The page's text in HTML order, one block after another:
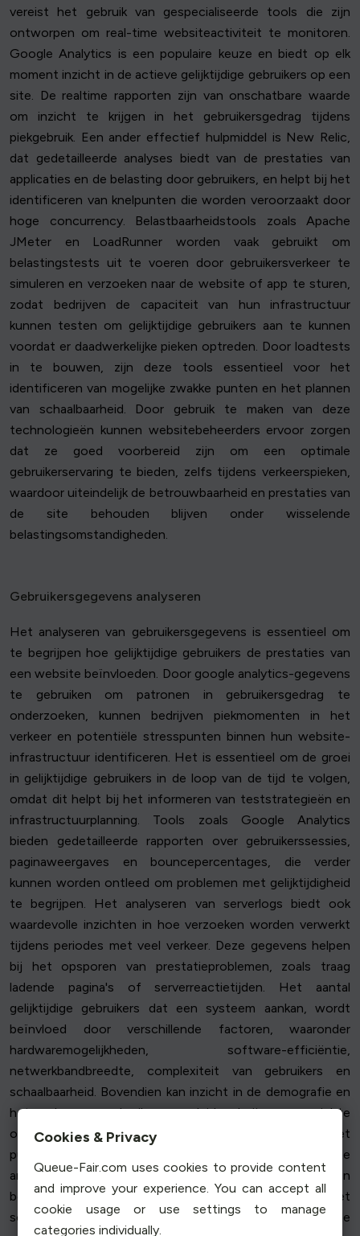
vereist het gebruik van gespecialiseerde tools die zijn
ontworpen om real-time websiteactiviteit te monitoren.
Google Analytics is een populaire keuze en biedt op elk
moment inzicht in de actieve gelijktijdige gebruikers op een
site. De realtime rapporten zijn van onschatbare waarde
om inzicht te krijgen in het gebruikersgedrag tijdens
piekgebruik. Een ander effectief hulpmiddel is New Relic,
dat gedetailleerde analyses biedt van de prestaties van
applicaties en de belasting door gebruikers, en helpt bij het
identificeren van knelpunten die worden veroorzaakt door
hoge concurrency. Belastbaarheidstools zoals Apache
JMeter en LoadRunner worden vaak gebruikt om
belastingstests uit te voeren door gebruikersverkeer te
simuleren en verzoeken naar de website of app te sturen,
zodat bedrijven de capaciteit van hun infrastructuur
kunnen testen om gelijktijdige gebruikers aan te kunnen
voordat er daadwerkelijke pieken optreden. Door loadtests
in te bouwen, zijn deze tools essentieel voor het
identificeren van mogelijke zwakke punten en het plannen
van schaalbaarheid. Door gebruik te maken van deze
technologieën kunnen websitebeheerders ervoor zorgen
dat ze goed voorbereid zijn om een optimale
gebruikerservaring te bieden, zelfs tijdens verkeerspieken,
waardoor uiteindelijk de betrouwbaarheid en prestaties van
de site behouden blijven onder wisselende
belastingsomstandigheden.
Gebruikersgegevens analyseren
Het analyseren van gebruikersgegevens is essentieel om
te begrijpen hoe gelijktijdige gebruikers de prestaties van
een website beïnvloeden. Door google analytics-gegevens
te gebruiken om patronen in gebruikersgedrag te
onderzoeken, kunnen bedrijven piekmomenten in het
verkeer en potentiële stresspunten binnen hun website-
infrastructuur identificeren. Het is essentieel om de groei
in gelijktijdige gebruikers in de loop van de tijd te volgen,
omdat dit helpt bij het informeren van teststrategieën en
infrastructuurplanning. Tools zoals Google Analytics
bieden gedetailleerde rapporten over gebruikerssessies,
paginaweergaves en bouncepercentages, die verder
kunnen worden ontleed om problemen met gelijktijdigheid
te begrijpen. Het analyseren van serverlogs biedt ook
waardevolle inzichten in hoe verzoeken worden verwerkt
tijdens periodes met veel verkeer. Deze gegevens helpen
bij het opsporen van prestatieproblemen, zoals traag
ladende pagina's of serverreactietijden. Het aantal
gelijktijdige gebruikers dat een systeem aankan, wordt
beïnvloed door verschillende factoren, waaronder
hardwaremogelijkheden, software-efficiëntie,
netwerkbandbreedte, complexiteit van gebruikers en
schaalbaarheid. Bovendien kan inzicht in de demografie en
het gedrag van gebruikers een leidraad zijn voor gerichte
optimalisatie, zodat de site beter is afgestemd op het
publiek. Door consequent gebruikersgegevens te
analyseren, waaronder de gemiddelde sessieduur, kunnen
bedrijven weloverwogen beslissingen nemen over het
schalen van de infrastructuur, het optimaliseren van de
Cookies & Privacy
Queue-Fair.com uses cookies to provide content
and improve your experience. You can accept all
cookie usage or use settings to manage
categories individually.